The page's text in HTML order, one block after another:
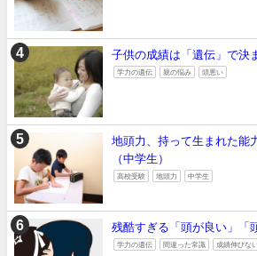
子供の成績は「遺伝」で決
学力の遺伝 親の悩み 頭悪い
地頭力、持って生まれた能
（中学生）
高校受験 地頭力 中学生
残酷すぎる「頭が良い」「
学力の遺伝 間違った常識 成績伸びな